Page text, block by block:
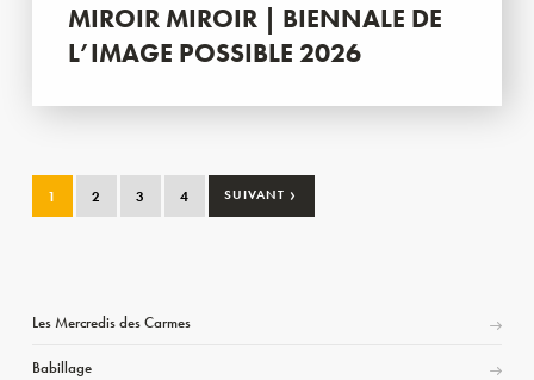
MIROIR MIROIR | BIENNALE DE
L’IMAGE POSSIBLE 2026
1 2 3 4 SUIVANT ›
Les Mercredis des Carmes
Babillage